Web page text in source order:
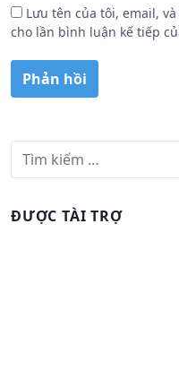
Lưu tên của tôi, email,
cho lần bình luận kế tiếp
iĐƯỢC TÀI TRỢ